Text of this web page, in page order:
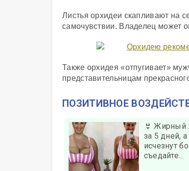
Листья орхидеи скапливают на
самочувствии. Владелец может
Также орхидея «отпугивает»
представительницам
ПОЗИТИВНОЕ
👙 Жирный
за 5 дней,
исчезнут
съедайте...